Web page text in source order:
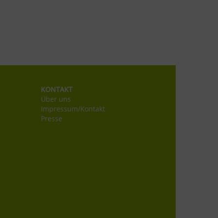
KONTAKT
Über uns
Impressum/Kontakt
Presse